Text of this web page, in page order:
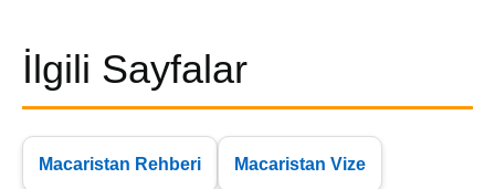
İlgili Sayfalar
Macaristan Rehberi Macaristan Vize